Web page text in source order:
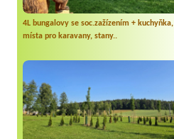
4L bungalovy se soc.zažízením + kuchyňka,
místa pro karavany, stany..